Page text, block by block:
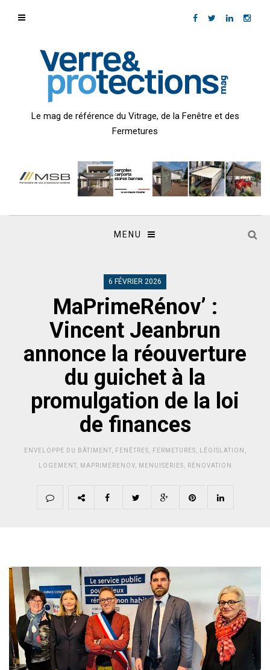
Le mag de référence du Vitrage, de la Fenêtre et des
Fermetures
MENU
6 FÉVRIER 2026
MaPrimeRénov’ :
Vincent Jeanbrun
annonce la réouverture
du guichet à la
promulgation de la loi
de finances
ENVELOPPE DU BÂTIMENT, FENÊTRES FERMETURES LÉGISLATION
LOGEMENT, MAPRIMERENOV, MENUISERIES RÉNOVATION